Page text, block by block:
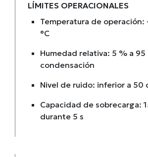
LÍMITES OPERACIONALES
Temperatura de operación:
°C
Humedad relativa: 5 % a 95
condensación
Nivel de ruido: inferior a 50
Capacidad de sobrecarga:
durante 5 s